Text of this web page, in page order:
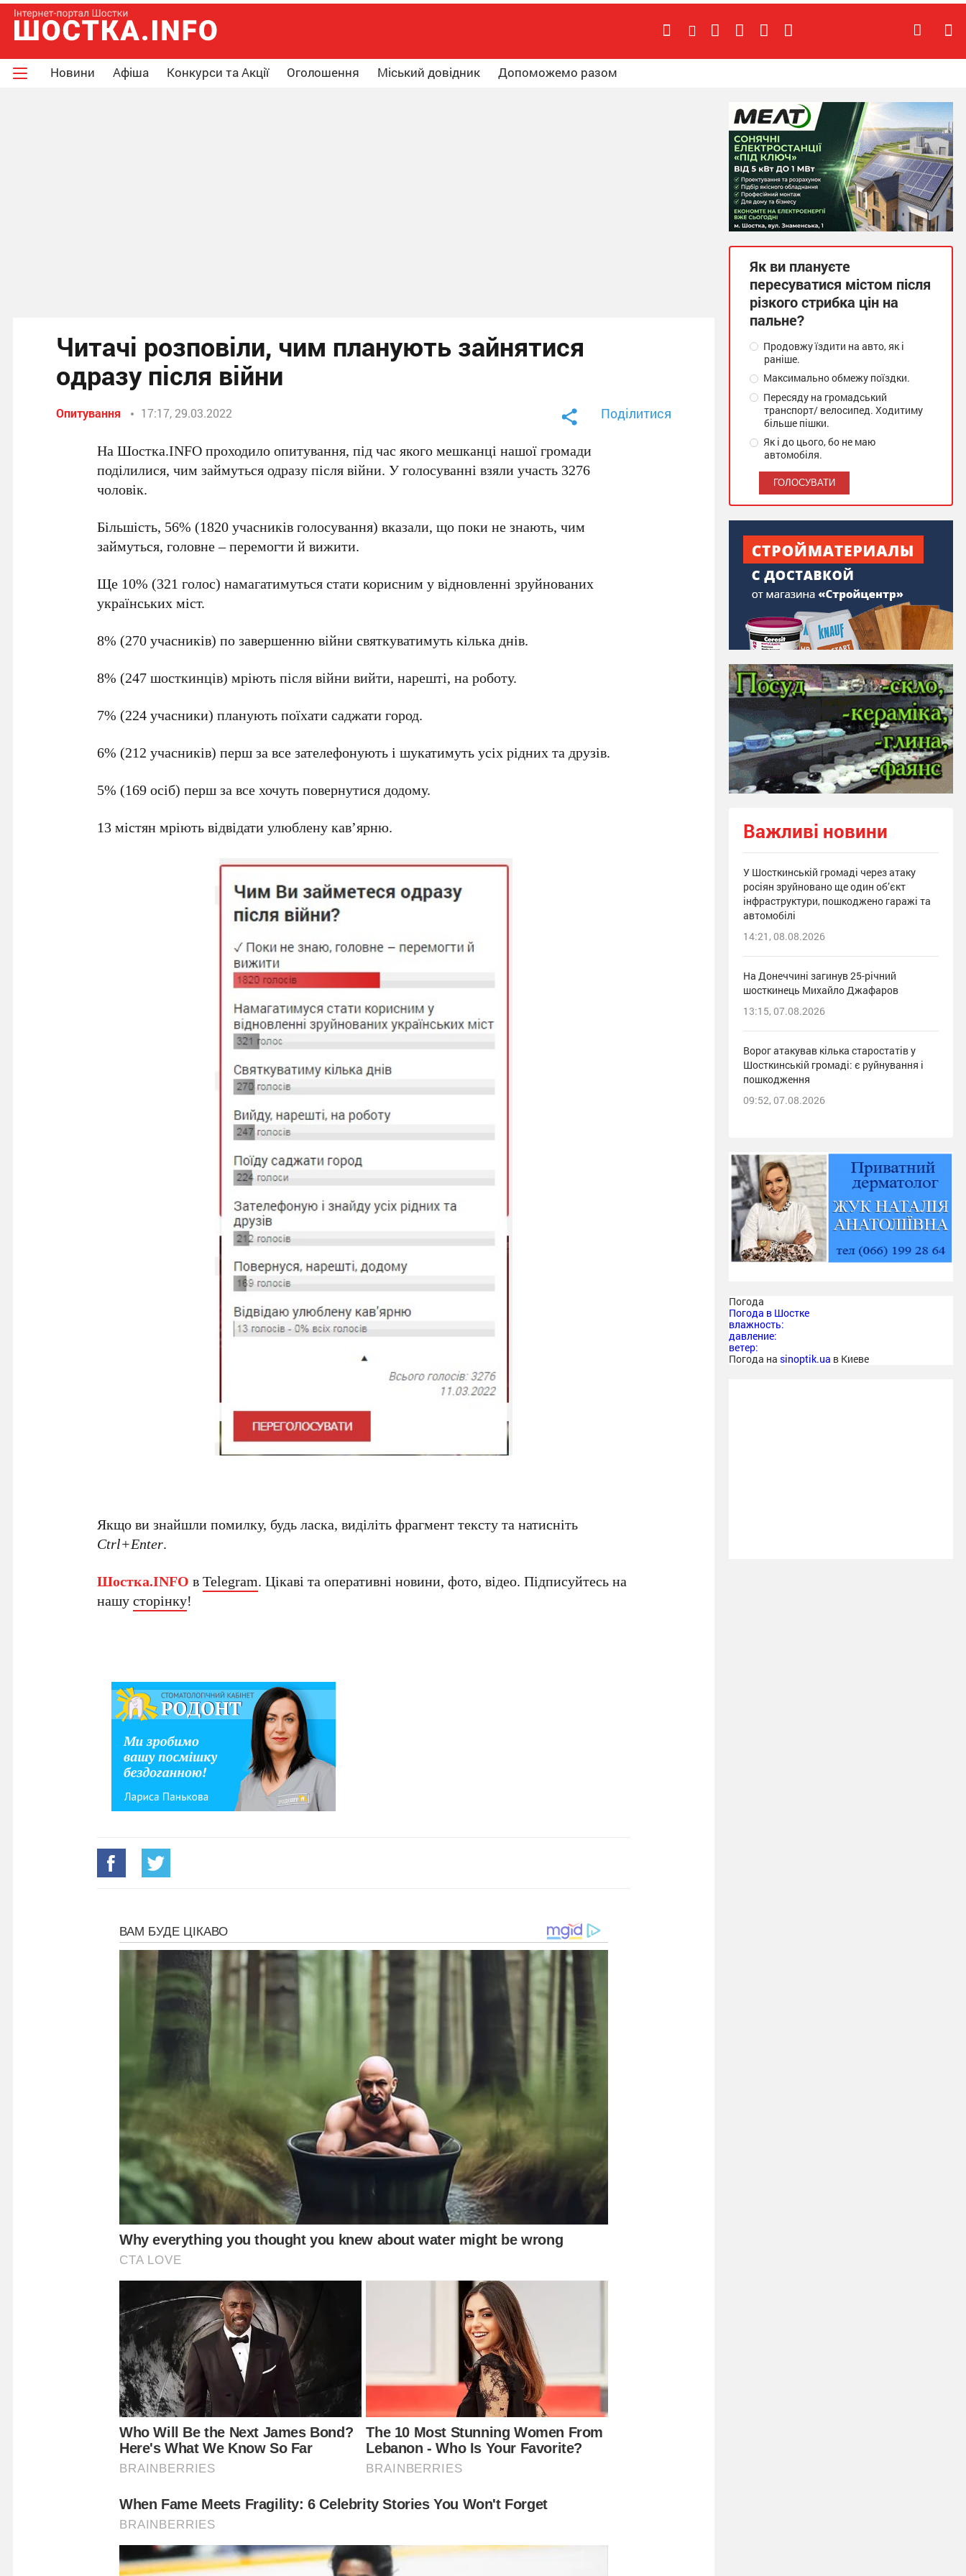
Новини Афіша Конкурси та Акції Оголошення Міський довідник Допоможемо разом
Читачі розповіли, чим планують зайнятися
одразу після війни
Опитування 17:17, 29.03.2022 Поділитися
На Шостка.INFO проходило опитування, під час якого мешканці нашої громади
поділилися, чим займуться одразу після війни. У голосуванні взяли участь 3276
чоловік.
Більшість, 56% (1820 учасників голосування) вказали, що поки не знають, чим
займуться, головне – перемогти й вижити.
Ще 10% (321 голос) намагатимуться стати корисним у відновленні зруйнованих
українських міст.
8% (270 учасників) по завершенню війни святкуватимуть кілька днів.
8% (247 шосткинців) мріють після війни вийти, нарешті, на роботу.
7% (224 учасники) планують поїхати саджати город.
6% (212 учасників) перш за все зателефонують і шукатимуть усіх рідних та друзів.
5% (169 осіб) перш за все хочуть повернутися додому.
13 містян мріють відвідати улюблену кав’ярню.
Якщо ви знайшли помилку, будь ласка, виділіть фрагмент тексту та натисніть
Ctrl+Enter.
Шостка.INFO вTelegram. Цікаві та оперативні новини, фото, відео. Підписуйтесь на
нашусторінку!
Як ви плануєте
пересуватися містом після
різкого стрибка цін на
пальне?
Продовжу їздити на авто, як і
раніше.
Максимально обмежу поїздки.
Пересяду на громадський
транспорт/ велосипед. Ходитиму
більше пішки.
Як і до цього, бо не маю
автомобіля.
Важливі новини
У Шосткинській громаді через атаку
росіян зруйновано ще один об’єкт
інфраструктури, пошкоджено гаражі та
автомобілі
14:21, 08.08.2026
На Донеччині загинув 25-річний
шосткинець Михайло Джафаров
13:15, 07.08.2026
Ворог атакував кілька старостатів у
Шосткинській громаді: є руйнування і
пошкодження
09:52, 07.08.2026
Погода
Погода в Шостке
влажность:
давление:
ветер:
Погода на sinoptik.ua в Киеве